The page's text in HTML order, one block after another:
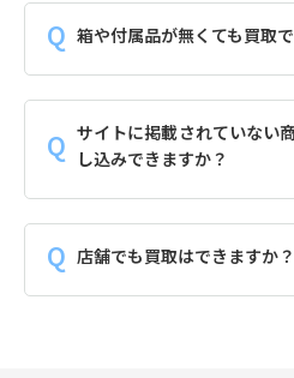
箱や付属品が無くても買取
サイトに掲載されていない
し込みできますか？
店舗でも買取はできますか？